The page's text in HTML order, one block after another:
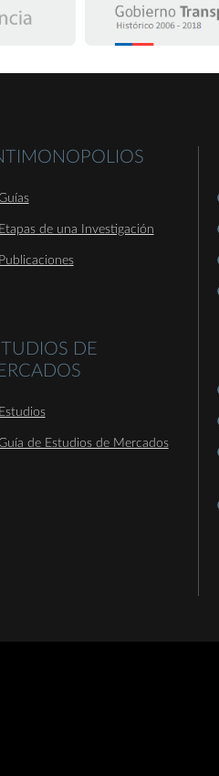
Etapas de una Investigación
Publicaciones
DE
Estudios
de Estudios de Mercados